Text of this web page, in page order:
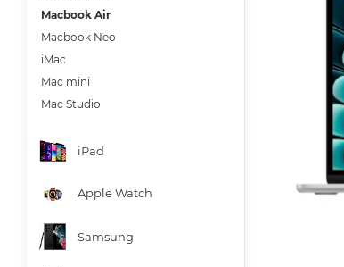
Macbook Air
Macbook Neo
iMac
Mac mini
Mac Studio
iPad
Apple Watch
Samsung